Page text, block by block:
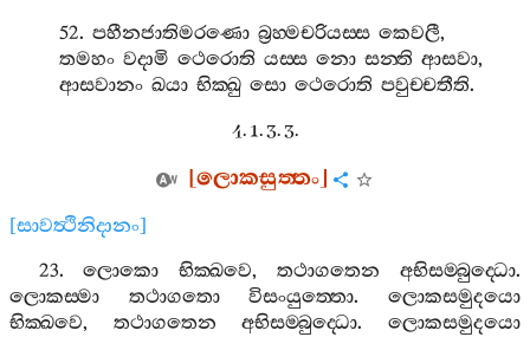
52.පහීනජාතිමරණො බ්‍රහ‍්මචරියස‍්ස කෙවලී,
තමහං වදාමි ථෙරොති යස‍්ස නො සන‍්ති ආසවා,
ආසවානං ඛයා භික‍්ඛු සො ථෙරොති පවුච‍්චතීති.
4. 1. 3. 3.
[ලොකසුත‍්තං]
[සාවත්‍ථිනිදානං]
23.ලොකො භික‍්ඛවෙ,තථාගතෙන අභිසම‍්බුද‍්ධො.
ලොකස‍්මා
තථාගතො විසංයුත‍්තො.ලොකසමුදයො
භික‍්ඛවෙ, තථාගතෙන අභිසම‍්බුද‍්ධො.ලොකසමුදයො